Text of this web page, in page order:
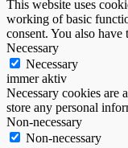
This website uses
working of basic
consent. You also
Necessary
Necessary
immer aktiv
Necessary cookies are
store any personal
Non-necessary
Non-necessary